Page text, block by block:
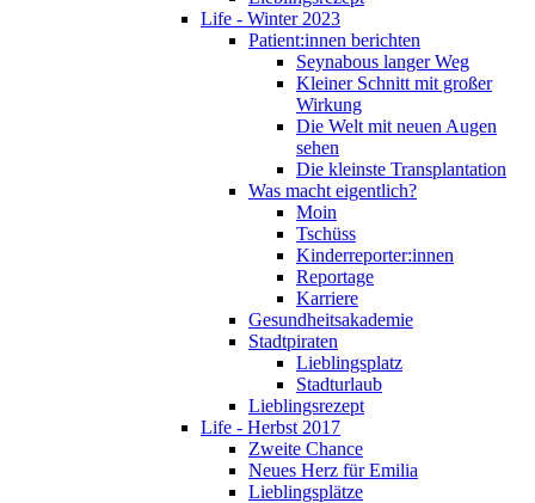
Life - Winter 2023
Patient:innen berichten
Seynabous langer Weg
Kleiner Schnitt mit großer
Wirkung
Die Welt mit neuen Augen
sehen
Die kleinste Transplantation
Was macht eigentlich?
Moin
Tschüss
Kinderreporter:innen
Reportage
Karriere
Gesundheitsakademie
Stadtpiraten
Lieblingsplatz
Stadturlaub
Lieblingsrezept
Life - Herbst 2017
Zweite Chance
Neues Herz für Emilia
Lieblingsplätze